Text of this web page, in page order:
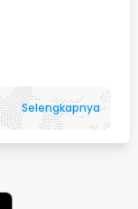
Selengkapnya